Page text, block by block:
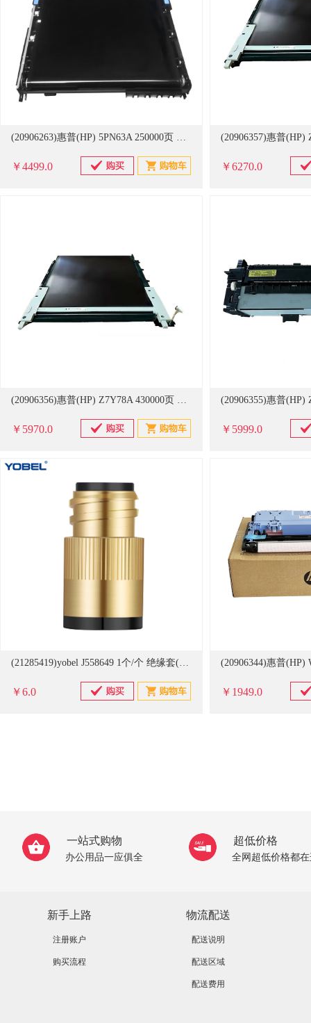
(20906263)惠普(HP) 5PN63A 250000页 适用于惠普彩色复印机E78330/E78325/E78323/E78223/E78228 原装转印组件(单位：个)
￥4499.0 ￥6270.0
(20906356)惠普(HP) Z7Y78A 430000页 适用于惠普E87640/E87650/E87660 转印皮带组件(单位：个)
￥5970.0 ￥5999.0
(21285419)yobel J558649 1个/个 绝缘套(单位：个)
￥6.0 ￥1949.0
一站式购物
办公用品一应俱全
超低价格
全网超低价格都
新手上路
注册账户
购买流程
物流配送
配送说明
配送区域
配送费用